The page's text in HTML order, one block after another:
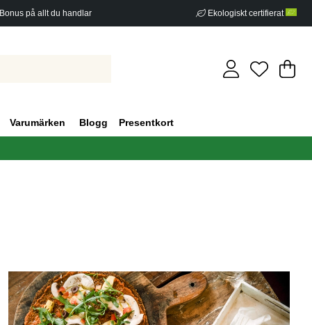
Bonus på allt du handlar Ekologiskt certifierat
.
Varumärken Blogg Presentkort